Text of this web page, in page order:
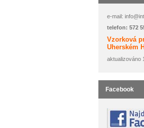
e-mail:
telefon: 572
Vzorková
Uherském
aktualizováno
Facebook